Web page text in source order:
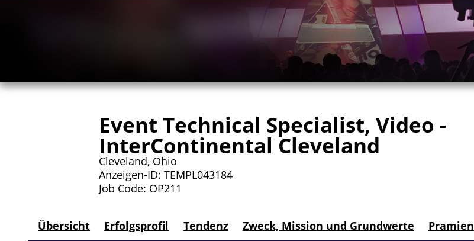
Event Technical Specialist, Video -
InterContinental Cleveland
Cleveland, Ohio
Anzeigen-ID: TEMPL043184
Job Code: OP211
Übersicht Erfolgsprofil Tendenz Zweck, Mission und Grundwerte Pramien